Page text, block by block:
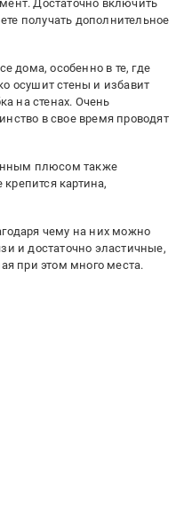
Достаточно включить
получать дополнительное
дома, особенно в те, где
осушит стены и избавит
на стенах. Очень
в свое время проводят
плюсом также
картина,
чему на них можно
и достаточно эластичные,
при этом много места.